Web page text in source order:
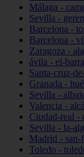
Málaga -
Sevilla -
Barcelona -
Barcelona -
Zaragoza -
ávila - el-
Santa-cruz-
Granada -
Sevilla -
Valencia -
Ciudad-real -
Sevilla - la-
Madrid - san-
Toledo -